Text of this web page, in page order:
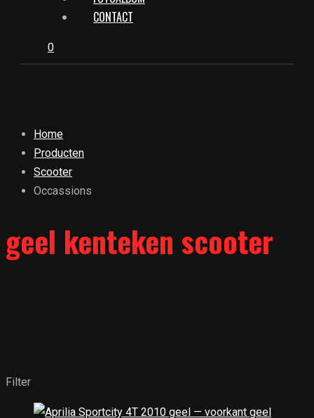
CONTACT
0
Home
Producten
Scooter
Occassions
geel kenteken scooter
Filter